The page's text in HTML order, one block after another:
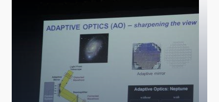
LÍNEAS DE INSTRUMENTACIÓN
LÍNEAS IACTEC